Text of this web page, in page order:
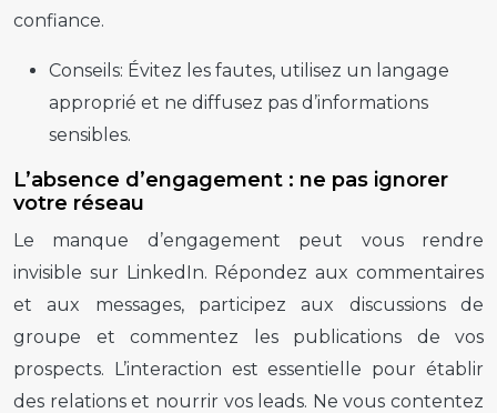
confiance.
Conseils: Évitez les fautes, utilisez un langage
approprié et ne diffusez pas d’informations
sensibles.
L’absence d’engagement : ne pas ignorer
votre réseau
Le manque d’engagement peut vous rendre
invisible sur LinkedIn. Répondez aux commentaires
et aux messages, participez aux discussions de
groupe et commentez les publications de vos
prospects. L’interaction est essentielle pour établir
des relations et nourrir vos leads. Ne vous contentez